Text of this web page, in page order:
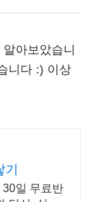
아보았습니
니다 :) 이상
30일 무료반